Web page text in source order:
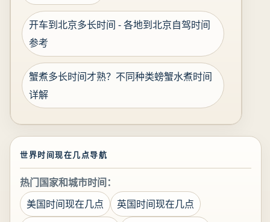
开车到北京多长时间 - 各地到北京自驾时间
参考
蟹煮多长时间才熟？不同种类螃蟹水煮时间
详解
世界时间现在几点导航
热门国家和城市时间：
美国时间现在几点
英国时间现在几点